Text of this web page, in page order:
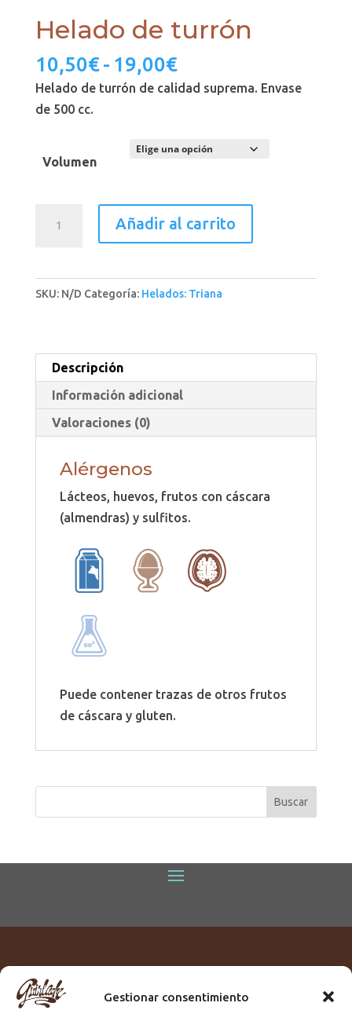
Gestionar consentimiento
Helado de turrón
10,50€- 19,00€Rango
de
10,50€
Helado de turrón de calidad suprema. Envase
de 500 cc.
Volumen
cantidad
Añadir al carrito
SKU: N/D Categoría: Helados: Triana
Descripción
Información adicional
Valoraciones (0)
Alérgenos
Lácteos, huevos, frutos con cáscara
(almendras) y sulfitos.
Puede contener trazas de otros frutos
de cáscara y gluten.
Titular:
ROME GUIRLACHE SL.